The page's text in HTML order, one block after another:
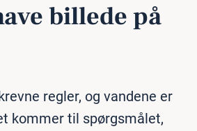
billede på
regler, og vandene er
kommer til spørgsmålet,